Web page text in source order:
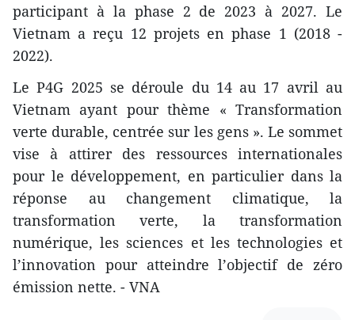
participant à la phase 2 de 2023 à 2027. Le
Vietnam a reçu 12 projets en phase 1 (2018 -
2022).
Le P4G 2025 se déroule du 14 au 17 avril au
Vietnam ayant pour thème « Transformation
verte durable, centrée sur les gens ». Le sommet
vise à attirer des ressources internationales
pour le développement, en particulier dans la
réponse au changement climatique, la
transformation verte, la transformation
numérique, les sciences et les technologies et
l’innovation pour atteindre l’objectif de zéro
émission nette. - VNA